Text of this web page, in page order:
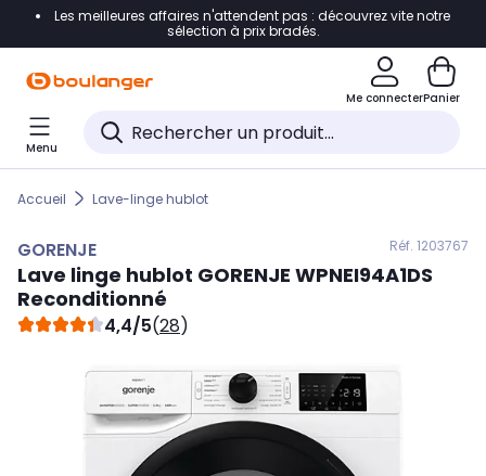
Accéder directement à la navigation
Accéder directement au pied de page
Accéder directement au chatbot
Les meilleures affaires n'attendent pas : découvrez vite notre
sélection à prix bradés.
Me connecterPanier
Menu
Accueil Lave-linge hublot
GORENJE Réf. 1203767
Lave linge hublot GORENJE WPNEI94A1DS
Reconditionné
4,4/5(28)